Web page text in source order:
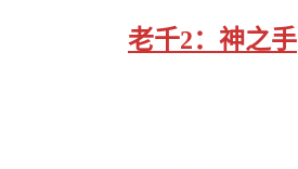
老千2：神之手